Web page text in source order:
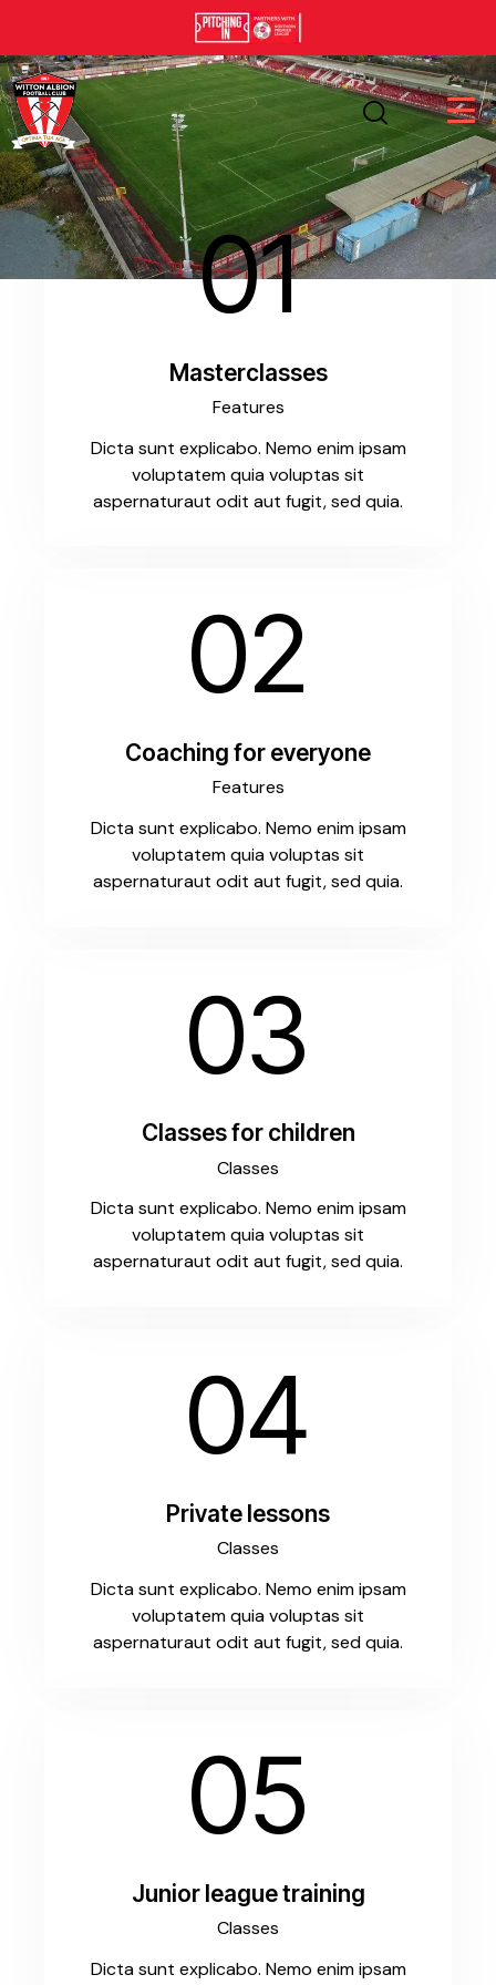
01
Masterclasses
Features
Dicta sunt explicabo. Nemo enim ipsam
voluptatem quia voluptas sit
aspernaturaut odit aut fugit, sed quia.
02
Coaching for everyone
Features
Dicta sunt explicabo. Nemo enim ipsam
voluptatem quia voluptas sit
aspernaturaut odit aut fugit, sed quia.
03
Classes for children
Classes
Dicta sunt explicabo. Nemo enim ipsam
voluptatem quia voluptas sit
aspernaturaut odit aut fugit, sed quia.
04
Private lessons
Classes
Dicta sunt explicabo. Nemo enim ipsam
voluptatem quia voluptas sit
aspernaturaut odit aut fugit, sed quia.
05
Junior league training
Classes
Dicta sunt explicabo. Nemo enim ipsam